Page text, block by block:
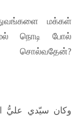
மக்கள்
நொடி போல்
சொல்வதேன்?
وكان سيّدي عليُّ